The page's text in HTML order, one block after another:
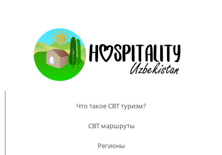
Что такое CBT туризм?
CBT маршруты
Регионы